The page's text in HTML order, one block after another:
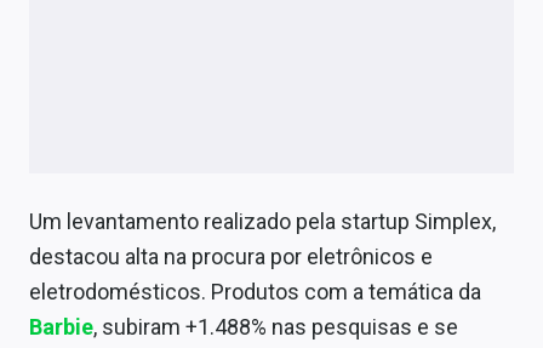
Um levantamento realizado pela startup Simplex,
destacou alta na procura por eletrônicos e
eletrodomésticos. Produtos com a temática da
Barbie, subiram +1.488% nas pesquisas e se